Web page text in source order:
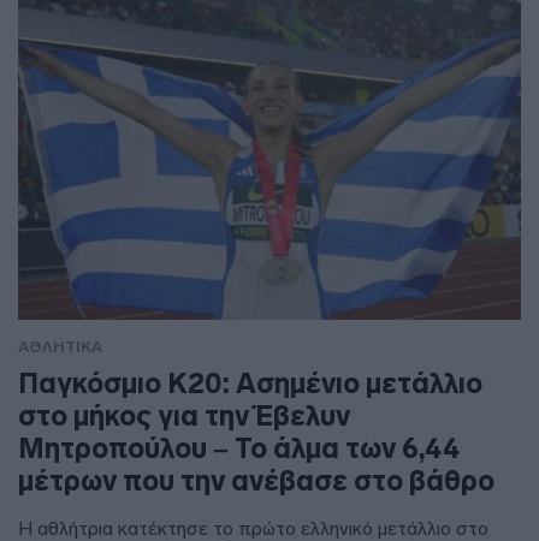
ΑΘΛΗΤΙΚΑ
Παγκόσμιο Κ20: Ασημένιο μετάλλιο
στο μήκος για την Έβελυν
Μητροπούλου – Το άλμα των 6,44
μέτρων που την ανέβασε στο βάθρο
Η αθλήτρια κατέκτησε το πρώτο ελληνικό μετάλλιο στο